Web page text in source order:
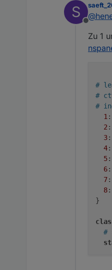
S
Offline
@
Zu 1
#
#
#
1
2
3
4
5
6
7
8
}
#